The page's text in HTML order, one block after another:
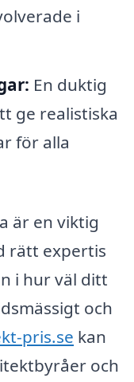
i
En duktig
ge realistiska
för alla
är en viktig
rätt expertis
i hur väl ditt
och
pris.se kan
och